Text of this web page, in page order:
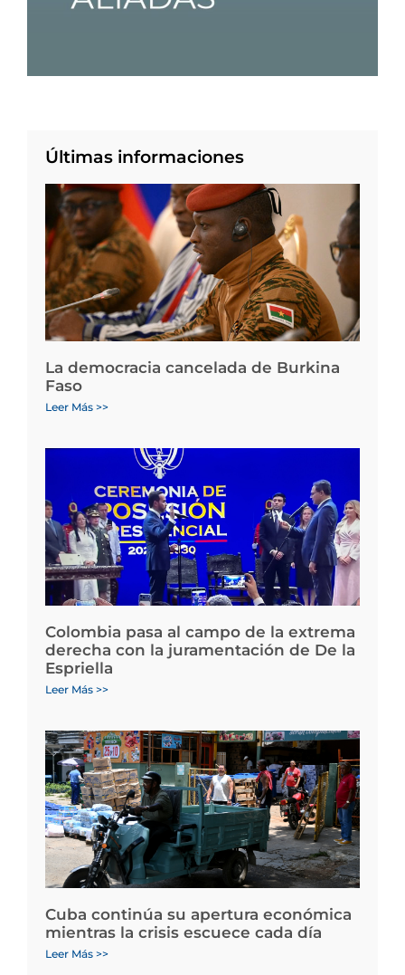
Últimas informaciones
La democracia cancelada de Burkina
Faso
Leer Más >>
Colombia pasa al campo de la extrema
derecha con la juramentación de De la
Espriella
Leer Más >>
Cuba continúa su apertura económica
mientras la crisis escuece cada día
Leer Más >>